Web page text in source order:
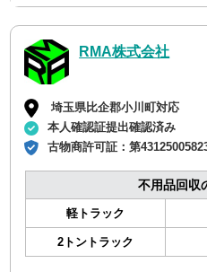
RMA株式会社
埼玉県比企郡小川町対応
本人確認証提出確認済み
古物商許可証：第
不用品回収
軽トラック
2トントラック